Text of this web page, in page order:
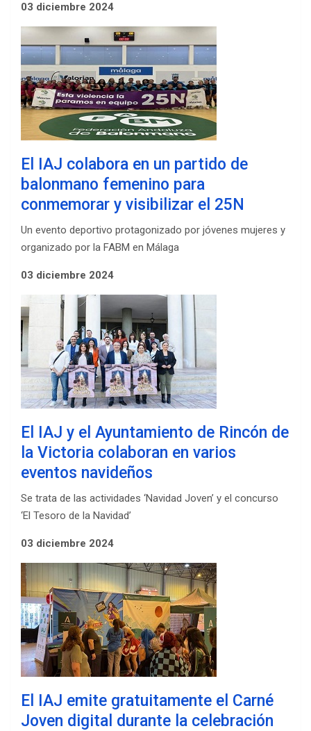
03 diciembre 2024
El IAJ colabora en un partido de
balonmano femenino para
conmemorar y visibilizar el 25N
Un evento deportivo protagonizado por jóvenes mujeres y
organizado por la FABM en Málaga
03 diciembre 2024
El IAJ y el Ayuntamiento de Rincón de
la Victoria colaboran en varios
eventos navideños
Se trata de las actividades ‘Navidad Joven’ y el concurso
‘El Tesoro de la Navidad’
03 diciembre 2024
El IAJ emite gratuitamente el Carné
Joven digital durante la celebración